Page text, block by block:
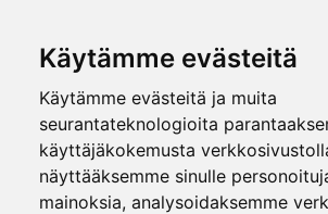
Käytämme evästeitä
Käytämme evästeitä ja muita
seurantateknologioita
käyttäjäkokemusta
näyttääksemme sinulle
mainoksia, analysoidaksemme